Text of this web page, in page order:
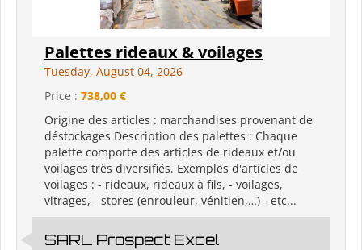
Palettes rideaux & voilages
Tuesday, August 04, 2026
Price : 738,00 €
Origine des articles : marchandises provenant de
déstockages Description des palettes : Chaque
palette comporte des articles de rideaux et/ou
voilages très diversifiés. Exemples d'articles de
voilages : - rideaux, rideaux à fils, - voilages,
vitrages, - stores (enrouleur, vénitien,…) - etc...
SARL Prospect Excel